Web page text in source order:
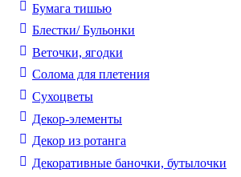
Бумага тишью
Блестки/ Бульонки
Веточки, ягодки
Солома для плетения
Cухоцветы
Декор-элементы
Декор из ротанга
Декоративные баночки, бутылочки